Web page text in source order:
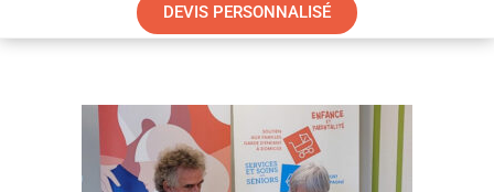
DEVIS PERSONNALISÉ